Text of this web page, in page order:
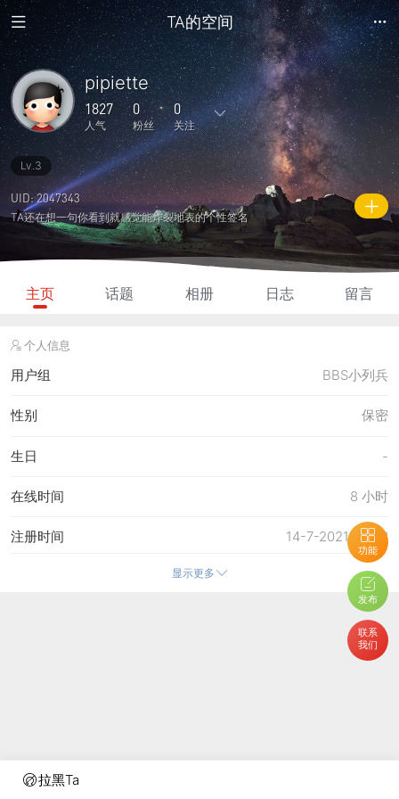
拉黑Ta
TA的空间
功能
发布
联系
我们
pipiette
1827
人气
0
粉丝
0
关注
13
主题
3
回复
0
日志
0
相册
0
好友
0 0
关注
0
说说
1827
人气
275
积分
Lv.3
UID: 2047343
TA还在想一句你看到就感觉能炸裂地表的个性签名
主页 话题 相册 日志 留言
个人信息
用户组 BBS小列兵
保密
性别
-
生日
8 小时
在线时间
14-7-2021 22:43
注册时间
4-6-2026 11:12
4-6-2026 11:10
4-6-2026 11:12
显示更多